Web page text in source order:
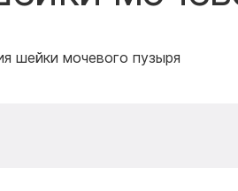
шейки мочевого пузыря